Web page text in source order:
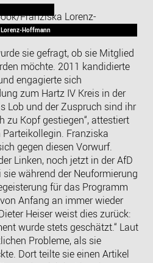
Hoffmann
sie gefragt, ob sie Mitglied
möchte. 2011 kandidierte
engagierte sich
zum Hartz IV Kreis in der
Lob und der Zuspruch sind ihr
zu Kopf gestiegen“, attestiert
Franziska
gegen diesen Vorwurf.
Linken, noch jetzt in der AfD
während der Neuformierung
für das Programm
Anfang an immer wieder
Heiser weist dies zurück:
wurde stets geschätzt.“ Laut
Probleme, als sie
Dort teilte sie einen Artikel